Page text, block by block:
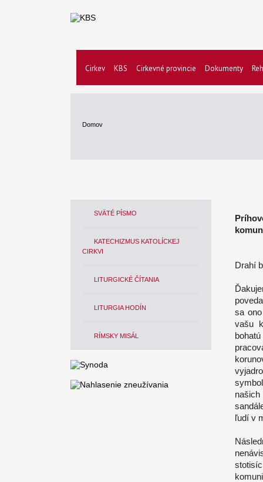
Cirkev KBS Cirkevné provincie Dokumenty
Domov
SVÄTÉ PÍSMO
KATECHIZMUS KATOLÍCKEJ
CIRKVI
LITURGICKÉ ČÍTANIA
LITURGIA HODÍN
RÍMSKY MISÁL
Drahí
sa
vašu
ľudí v